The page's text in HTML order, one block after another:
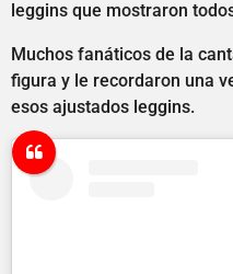
leggins que mostraron
Muchos fanáticos de la
figura y le recordaron una
esos ajustados leggins.